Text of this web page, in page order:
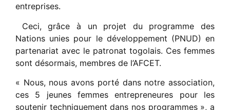
entreprises.
Ceci, grâce à un projet du programme des
Nations unies pour le développement (PNUD) en
partenariat avec le patronat togolais. Ces femmes
sont désormais, membres de l’AFCET.
« Nous, nous avons porté dans notre association,
ces 5 jeunes femmes entrepreneures pour les
soutenir techniquement dans nos programmes », a